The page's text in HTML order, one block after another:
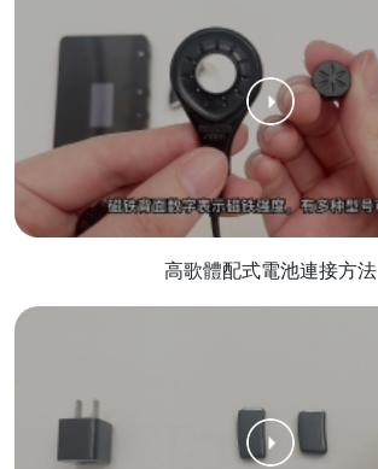
高歌體配式電池連接方法